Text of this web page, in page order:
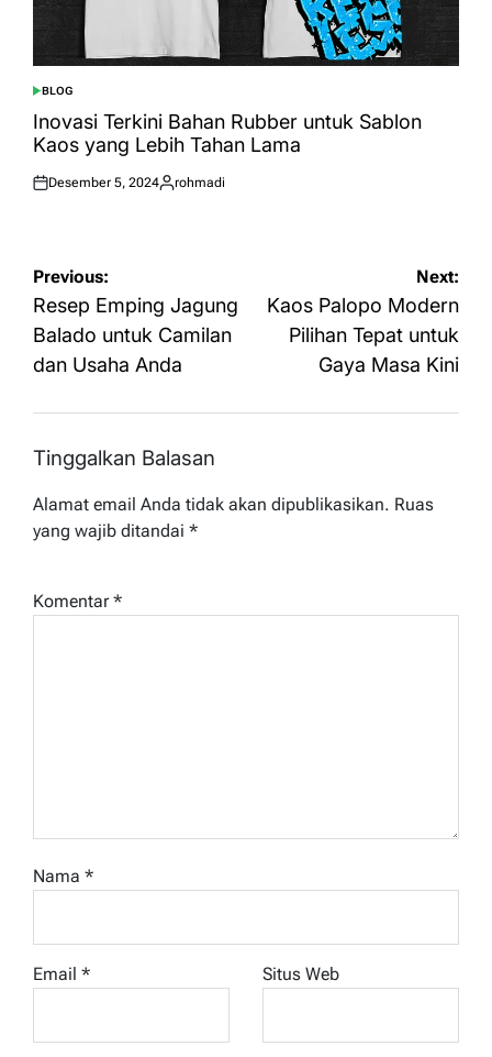
POSTED
IN
BLOG
Inovasi Terkini Bahan Rubber untuk Sablon
Kaos yang Lebih Tahan Lama
Posted
Desember 5, 2024
Posted
rohmadi
Navigasi
pos
Previous:
Resep Emping Jagung
Balado untuk Camilan
dan Usaha Anda
Next:
Kaos Palopo Modern
Pilihan Tepat untuk
Gaya Masa Kini
Tinggalkan Balasan
Alamat email Anda tidak akan dipublikasikan. Ruas
yang wajib ditandai *
Komentar*
Nama *
Email * Situs Web